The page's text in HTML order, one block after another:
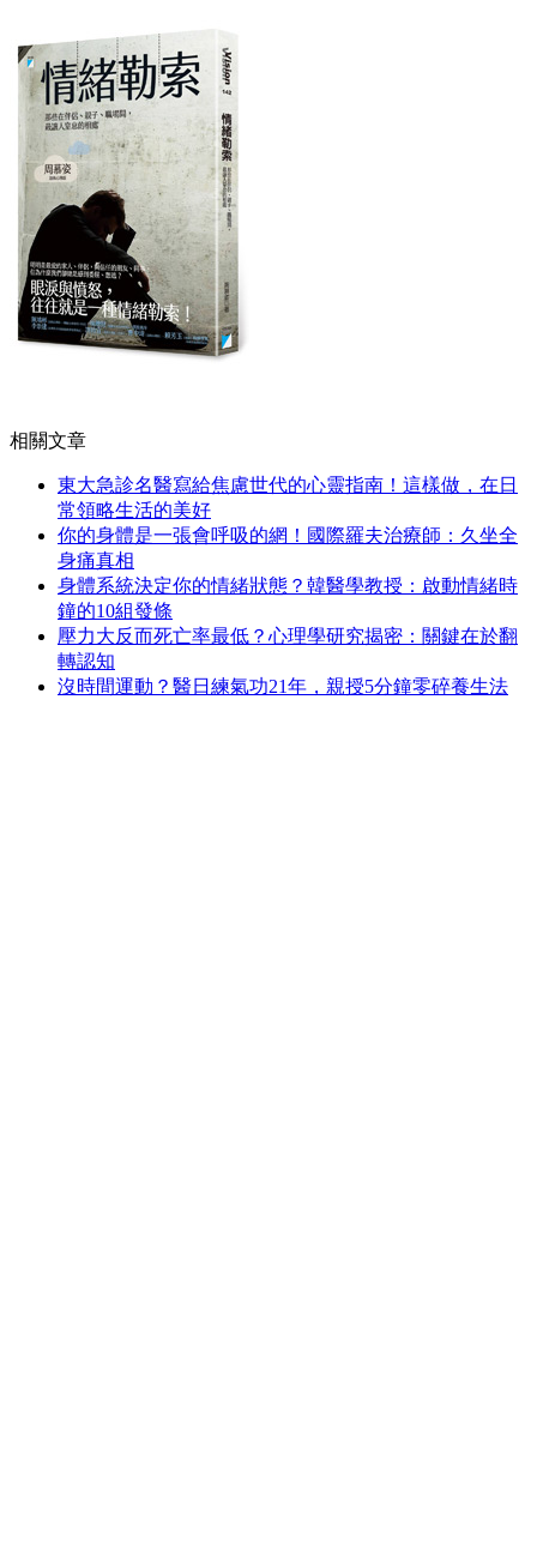
相關文章
東大急診名醫寫給焦慮世代的心靈指南！這樣做，在日
常領略生活的美好
你的身體是一張會呼吸的網！國際羅夫治療師：久坐全
身痛真相
身體系統決定你的情緒狀態？韓醫學教授：啟動情緒時
鐘的10組發條
壓力大反而死亡率最低？心理學研究揭密：關鍵在於翻
轉認知
沒時間運動？醫日練氣功21年，親授5分鐘零碎養生法